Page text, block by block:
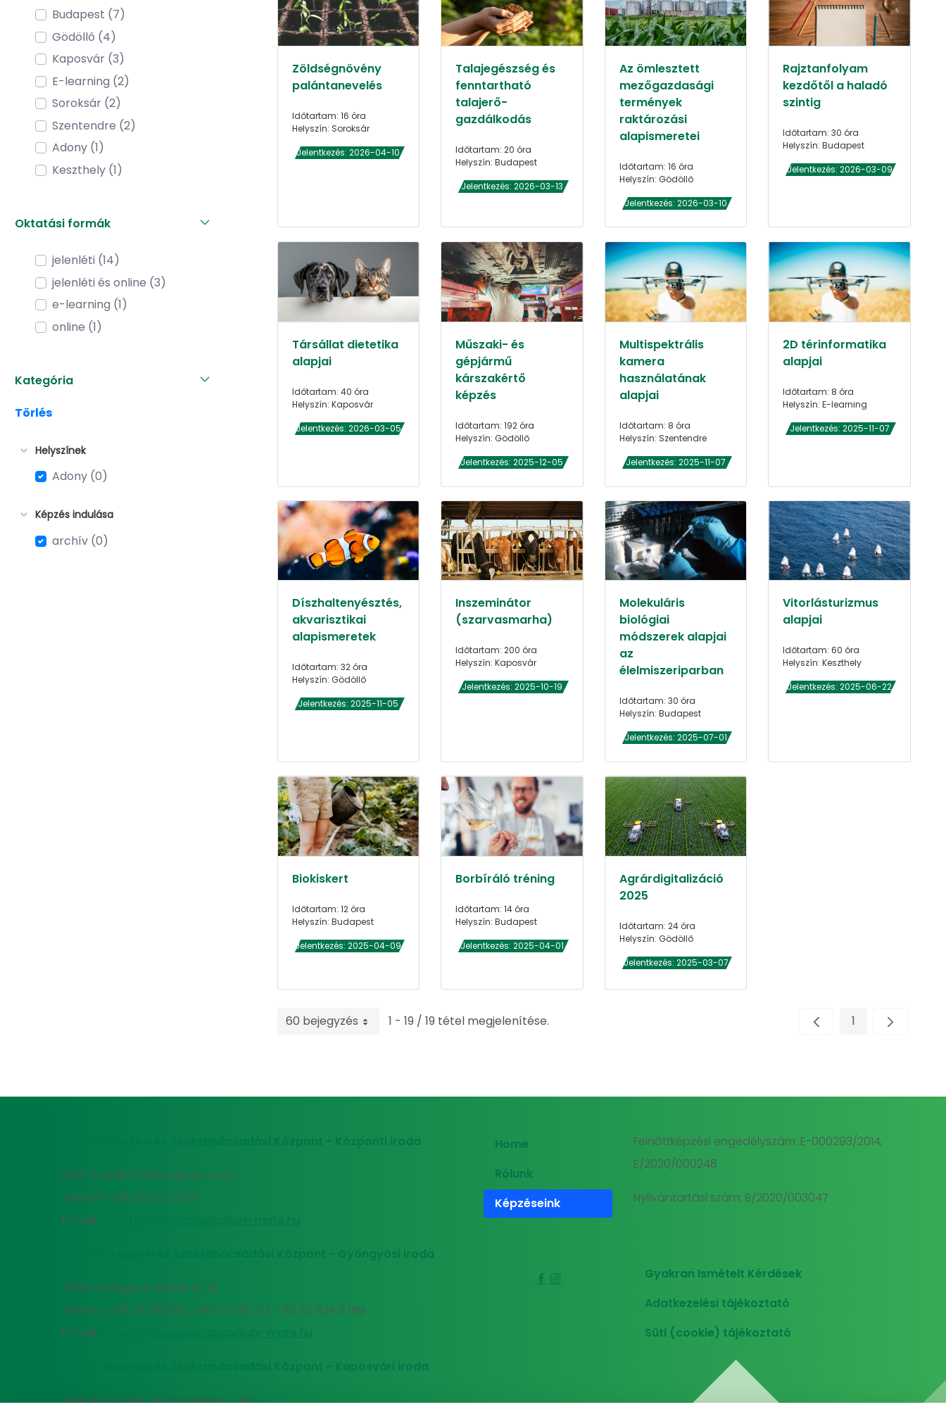
Budapest (7)
Gödöllő (4)
Kaposvár (3)
E-learning (2)
Soroksár (2)
Szentendre (2)
Adony (1)
Keszthely (1)
Oktatási formák
jelenléti (14)
jelenléti és online (3)
e-learning (1)
online (1)
Kategória
Törlés
Helyszínek
Adony (0)
Képzés indulása
archív (0)
Zöldségnövény
palántanevelés
Időtartam: 16 óra
Helyszín: Soroksár
Jelentkezés: 2026-04-10
Talajegészség és
fenntartható
talajerő-
gazdálkodás
Időtartam: 20 óra
Helyszín: Budapest
Jelentkezés: 2026-03-13
Az ömlesztett
mezőgazdasági
termények
raktározási
alapismeretei
Időtartam: 16 óra
Helyszín: Gödöllő
Jelentkezés: 2026-03-10
Rajztanfolyam
kezdőtől a haladó
szintig
Időtartam: 30 óra
Helyszín: Budapest
Jelentkezés: 2026-03-09
Társállat dietetika
alapjai
Időtartam: 40 óra
Helyszín: Kaposvár
Jelentkezés: 2026-03-05
Műszaki- és
gépjármű
kárszakértő
képzés
Időtartam: 192 óra
Helyszín: Gödöllő
Jelentkezés: 2025-12-05
Multispektrális
kamera
használatának
alapjai
Időtartam: 8 óra
Helyszín: Szentendre
Jelentkezés: 2025-11-07
2D térinformatika
alapjai
Időtartam: 8 óra
Helyszín: E-learning
Jelentkezés: 2025-11-07
Díszhaltenyésztés,
akvarisztikai
alapismeretek
Időtartam: 32 óra
Helyszín: Gödöllő
Jelentkezés: 2025-11-05
Inszeminátor
(szarvasmarha)
Időtartam: 200 óra
Helyszín: Kaposvár
Jelentkezés: 2025-10-19
Molekuláris
biológiai
módszerek alapjai
az
élelmiszeriparban
Időtartam: 30 óra
Helyszín: Budapest
Jelentkezés: 2025-07-01
Vitorlásturizmus
alapjai
Időtartam: 60 óra
Helyszín: Keszthely
Jelentkezés: 2025-06-22
Biokiskert
Időtartam: 12 óra
Helyszín: Budapest
Jelentkezés: 2025-04-09
Borbíráló tréning
Időtartam: 14 óra
Helyszín: Budapest
Jelentkezés: 2025-04-01
Agrárdigitalizáció
2025
Időtartam: 24 óra
Helyszín: Gödöllő
Jelentkezés: 2025-03-07
60 bejegyzés 1 - 19 / 19 tétel megjelenítése. Oldal
1
2100 Gödöllő, Páter Károly utca 1.
Telefon: +36 30 272 0206
E-mail:
MATE Felnőttképzési és Szaktanácsadási Központ - Gyöngyösi iroda
3200 Gyöngyös, Mátrai út 36.
Telefon: +36 37 518 326, +36 37 518 327, +36 20 534 9789
E-mail:
7400 Kaposvár, Guba Sándor u. 40.
Home
Rólunk
Képzéseink
Felnőttképzési engedélyszám: E-000293/2014,
E/2020/000248
Nyilvántartási szám: B/2020/003047
Gyakran Ismételt Kérdések
Adatkezelési tájékoztató
Süti (cookie) tájékoztató